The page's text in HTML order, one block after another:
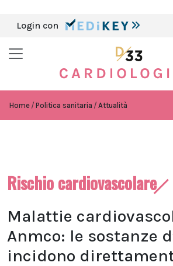
Login con
Home Politica sanitaria Attualità
Rischio cardiovascolare
Malattie
Anmco: le sostanze
incidono